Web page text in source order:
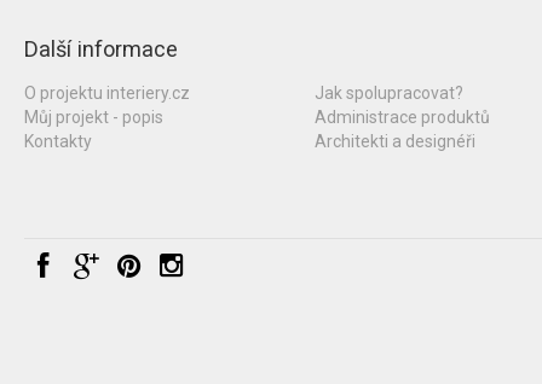
Další informace
O projektu interiery.cz
Můj projekt - popis
Kontakty
Jak spolupracovat?
Administrace produktů
Architekti a designéři